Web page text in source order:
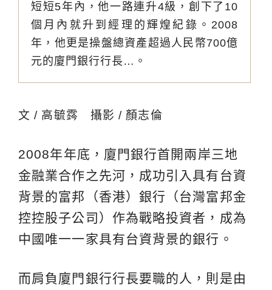
短短5年內，他一路連升4級，創下了10
個月內就升到經理的輝煌紀錄。2008
年，他更是操盤總資產超過人民幣700億
元的廈門銀行行長…。
文 / 高毓霠 攝影 / 顏志倫
2008年年底，廈門銀行首開兩岸三地
金融業合作之先河，成功引入具有台資
背景的富邦（香港）銀行（台灣富邦金
控控股子公司）作為戰略投資者，成為
中國唯一一家具有台資背景的銀行。
而肩負廈門銀行行長要職的人，則是由